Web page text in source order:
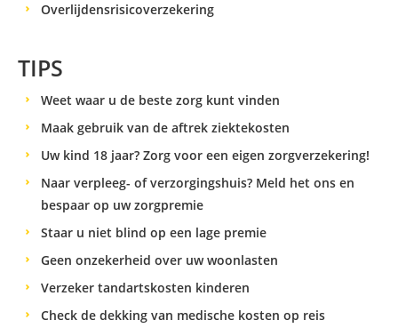
Overlijdensrisicoverzekering
TIPS
Weet waar u de beste zorg kunt vinden
Maak gebruik van de aftrek ziektekosten
Uw kind 18 jaar? Zorg voor een eigen zorgverzekering!
Naar verpleeg- of verzorgingshuis? Meld het ons en
bespaar op uw zorgpremie
Staar u niet blind op een lage premie
Geen onzekerheid over uw woonlasten
Verzeker tandartskosten kinderen
Check de dekking van medische kosten op reis